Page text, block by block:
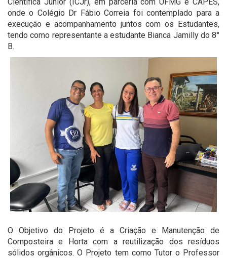
onde o Colégio Dr Fábio Correia foi contemplado para a
execução e acompanhamento juntos com os Estudantes,
tendo como representante a estudante Bianca Jamilly do 8°
B.
O Objetivo do Projeto é a Criação e Manutenção de
Composteira e Horta com a reutilização dos resíduos
sólidos orgânicos. O Projeto tem como Tutor o Professor